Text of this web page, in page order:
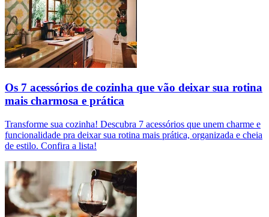
Os 7 acessórios de cozinha que vão deixar sua rotina
mais charmosa e prática
Transforme sua cozinha! Descubra 7 acessórios que unem charme e
funcionalidade pra deixar sua rotina mais prática, organizada e cheia
de estilo. Confira a lista!